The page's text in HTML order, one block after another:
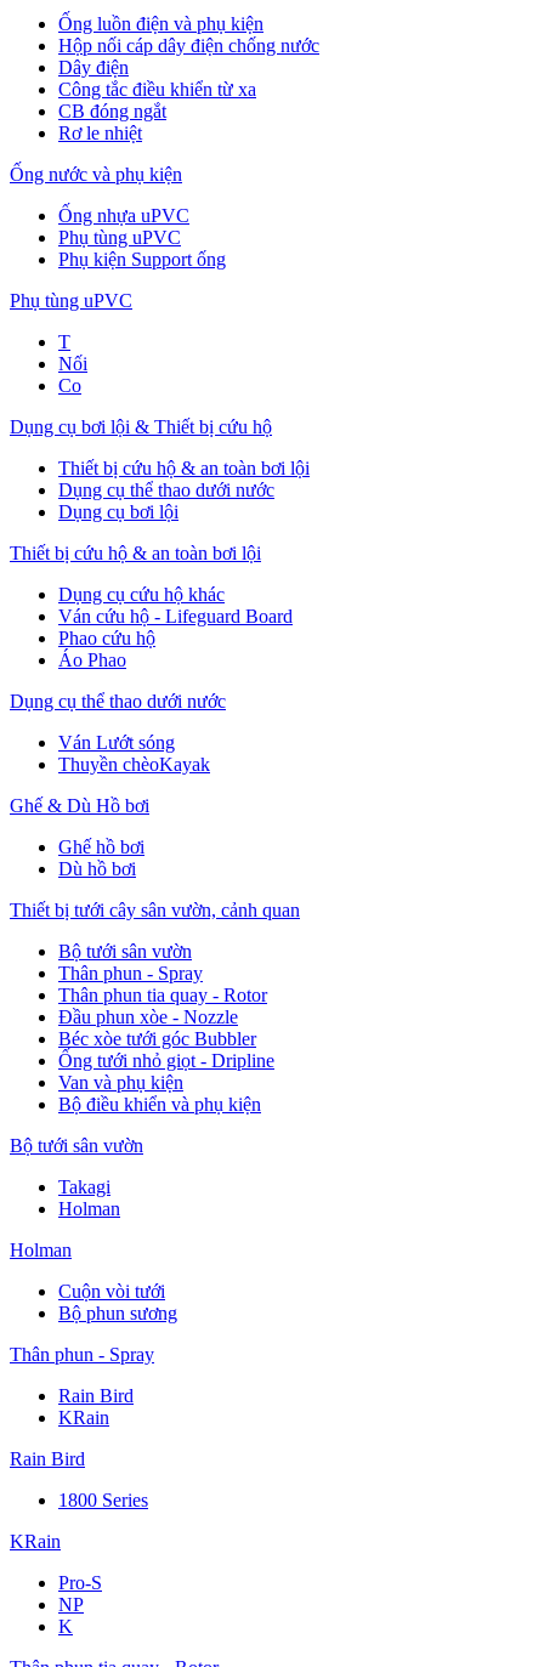
Ống luồn điện và phụ kiện
Hộp nối cáp dây điện chống nước
Dây điện
Công tắc điều khiển từ xa
CB đóng ngắt
Rơ le nhiệt
Ống nước và phụ kiện
Ống nhựa uPVC
Phụ tùng uPVC
Phụ kiện Support ống
Phụ tùng uPVC
T
Nối
Co
Dụng cụ bơi lội & Thiết bị cứu hộ
Thiết bị cứu hộ & an toàn bơi lội
Dụng cụ thể thao dưới nước
Dụng cụ bơi lội
Thiết bị cứu hộ & an toàn bơi lội
Dụng cụ cứu hộ khác
Ván cứu hộ - Lifeguard Board
Phao cứu hộ
Áo Phao
Dụng cụ thể thao dưới nước
Ván Lướt sóng
Thuyền chèoKayak
Ghế & Dù Hồ bơi
Ghế hồ bơi
Dù hồ bơi
Thiết bị tưới cây sân vườn, cảnh quan
Bộ tưới sân vườn
Thân phun - Spray
Thân phun tia quay - Rotor
Đầu phun xòe - Nozzle
Béc xòe tưới góc Bubbler
Ống tưới nhỏ giọt - Dripline
Van và phụ kiện
Bộ điều khiển và phụ kiện
Bộ tưới sân vườn
Takagi
Holman
Holman
Cuộn vòi tưới
Bộ phun sương
Thân phun - Spray
Rain Bird
KRain
Rain Bird
1800 Series
KRain
Pro-S
NP
K